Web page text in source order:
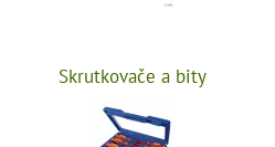
Skrutkovače a bity